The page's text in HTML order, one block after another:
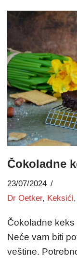
Čokoladne
23/07/2024
Dr Oetker, Keksići,
Čokoladne
Neće vam biti
veštine.